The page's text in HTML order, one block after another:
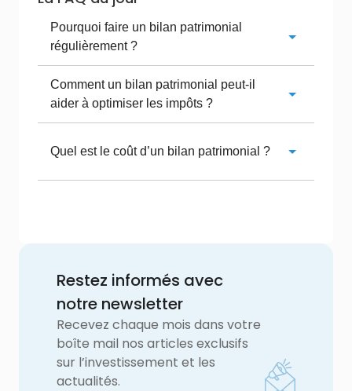
Pourquoi faire un bilan patrimonial
régulièrement ?
Comment un bilan patrimonial peut-il
aider à optimiser les impôts ?
Quel est le coût d’un bilan patrimonial ?
Restez informés avec
notre newsletter
Recevez chaque mois dans votre
boîte mail nos articles exclusifs
sur l’investissement et les
actualités.